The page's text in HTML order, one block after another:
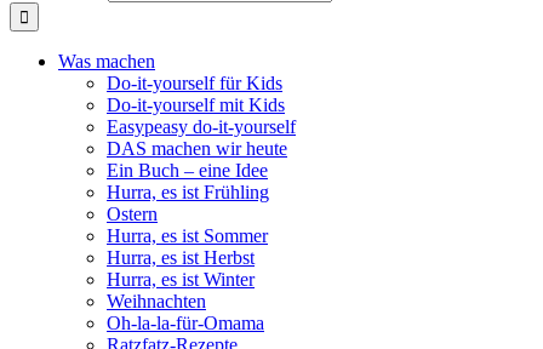
Was machen
Do-it-yourself für Kids
Do-it-yourself mit Kids
Easypeasy do-it-yourself
DAS machen wir heute
Ein Buch – eine Idee
Hurra, es ist Frühling
Ostern
Hurra, es ist Sommer
Hurra, es ist Herbst
Hurra, es ist Winter
Weihnachten
Oh-la-la-für-Omama
Ratzfatz-Rezepte